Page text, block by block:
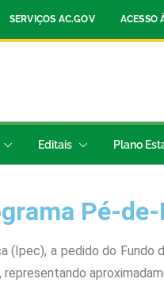
SERVIÇOS AC.GOV ACESSO
Editais Plano
Pé-
a pedido do Fundo